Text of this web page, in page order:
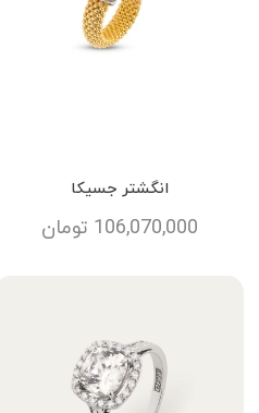
انگشتر جسیکا
106,070,000 تومان